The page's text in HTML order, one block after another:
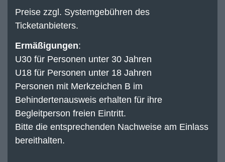
Preise zzgl. Systemgebühren des
Ticketanbieters.
Ermäßigungen:
U30 für Personen unter 30 Jahren
U18 für Personen unter 18 Jahren
Personen mit Merkzeichen B im
Behindertenausweis erhalten für ihre
Begleitperson freien Eintritt.
Bitte die entsprechenden Nachweise am Einlass
bereithalten.